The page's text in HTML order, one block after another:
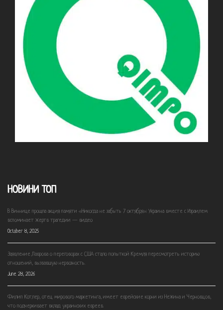
НОВИНИ ТОП
В Виннице прошла акция памяти «Никогда не забыть 7 октября»: Украина вместе с Израилем
вспоминает жертв трагедии — видео
October 8, 2025
Заявление Лаврова о переговорах с США стало попыткой Кремля пересмотреть историю
отношений, вызвавшую нервозность.
June 28, 2026
Филип Котлер, отец мирового маркетинга, имеет еврейские корни из Нежина и Черновцов,
что подчеркивает вклад украинских евреев.